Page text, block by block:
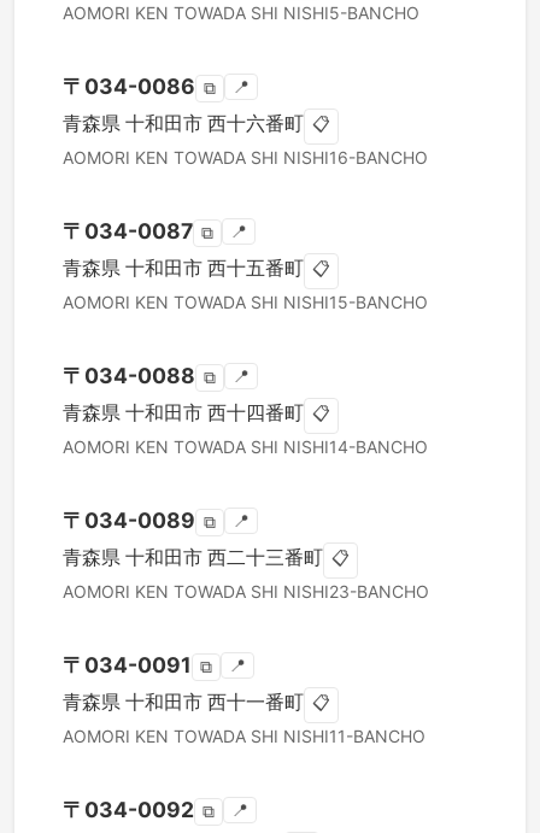
AOMORI KEN TOWADA SHI NISHI5-BANCHO
〒 034-0086 ⧉ 📍
青森県 十和田市 西十六番町 📋
AOMORI KEN TOWADA SHI NISHI16-BANCHO
〒 034-0087 ⧉ 📍
青森県 十和田市 西十五番町 📋
AOMORI KEN TOWADA SHI NISHI15-BANCHO
〒 034-0088 ⧉ 📍
青森県 十和田市 西十四番町 📋
AOMORI KEN TOWADA SHI NISHI14-BANCHO
〒 034-0089 ⧉ 📍
青森県 十和田市 西二十三番町 📋
AOMORI KEN TOWADA SHI NISHI23-BANCHO
〒 034-0091 ⧉ 📍
青森県 十和田市 西十一番町 📋
AOMORI KEN TOWADA SHI NISHI11-BANCHO
〒 034-0092 ⧉ 📍